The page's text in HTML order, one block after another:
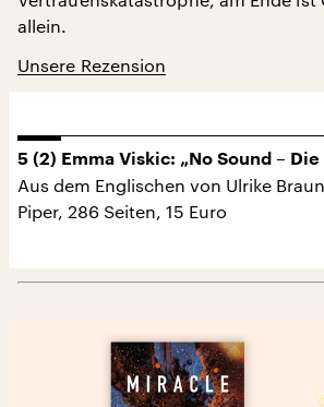
allein.
Unsere Rezension
5 (2) Emma Viskic: „No Sound –
Aus dem Englischen von Ulrike
Piper, 286 Seiten, 15 Euro